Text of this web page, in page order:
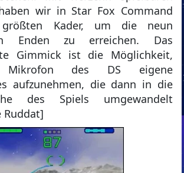
wir in Star Fox Command
Kader, um die neun
Enden zu erreichen. Das
Gimmick ist die Möglichkeit,
des DS eigene
aufzunehmen, die dann in die
des Spiels umgewandelt
Ruddat]